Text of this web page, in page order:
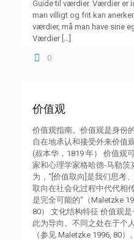
Guide til værdier. Værdier er
man villigt og frit kan
værdier, må man have sine
Værdier[…]
0
价值观
价值观指南。价值观是身份
自在地承认和接受外来价值
(叔本华，1819 年） 价值观
家和心理学家格哈德-马勒茨
为，“[价值取向]是我们思考
取向在社会化过程中代代相
是完全可能的“（Maletzke
80） 文化结构特征 价值观
此为导向。不同之处在于个
（参见 Maletzke 1996, 80